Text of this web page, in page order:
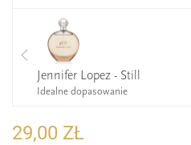
Jennifer Lopez - Still
Idealne dopasowanie
29,00 ZŁ